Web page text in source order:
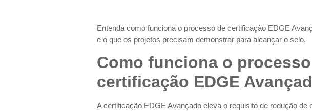
Entenda como funciona o processo de certificação EDGE
e o que os projetos precisam demonstrar para alcançar o selo.
Como funciona o
certificação EDGE
A certificação EDGE Avançado eleva o requisito de redução de